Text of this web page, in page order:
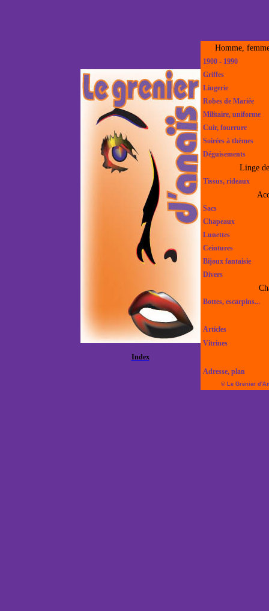
Index
Homme,
1900 - 1990
Griffes
Lingerie
Robes de Mariée
Militaire, uniforme
Cuir, fourrure
Soirées à thèmes
Déguisements
Linge
Tissus, rideaux
Sacs
Chapeaux
Lunettes
Ceintures
Bijoux fantaisie
Divers
Bottes, escarpins...
Articles
Vitrines
Adresse, plan
© Le Grenier